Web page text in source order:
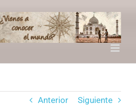
Anterior Siguiente